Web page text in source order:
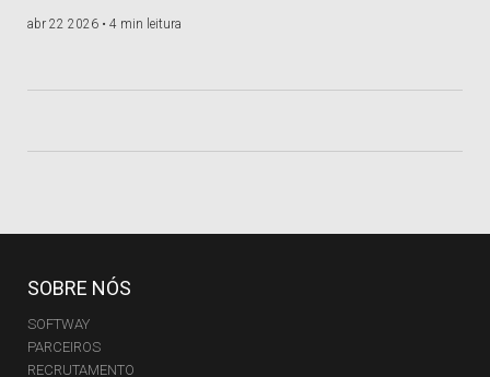
abr 22 2026 • 4 min leitura
SOBRE NÓS
SOFTWAY
PARCEIROS
RECRUTAMENTO